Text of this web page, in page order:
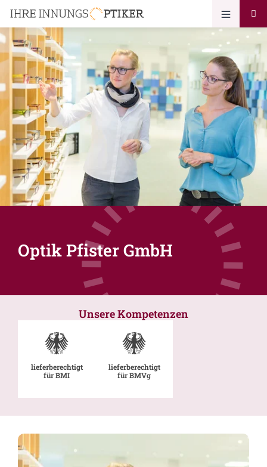
Optik Pfister GmbH
Unsere Kompetenzen
lieferberechtigt
für BMI
lieferberechtigt
für BMVg